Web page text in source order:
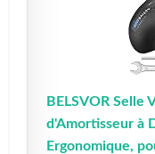
BELSVOR Selle
d'Amortisseur à
Ergonomique,